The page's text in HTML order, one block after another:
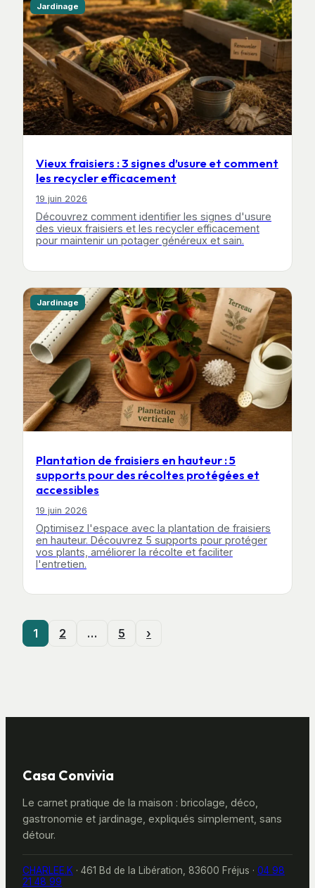
Jardinage
Vieux fraisiers : 3 signes d’usure et comment
les recycler efficacement
19 juin 2026
Découvrez comment identifier les signes d'usure
des vieux fraisiers et les recycler efficacement
pour maintenir un potager généreux et sain.
Jardinage
Plantation de fraisiers en hauteur : 5
supports pour des récoltes protégées et
accessibles
19 juin 2026
Optimisez l'espace avec la plantation de fraisiers
en hauteur. Découvrez 5 supports pour protéger
vos plants, améliorer la récolte et faciliter
l'entretien.
1 2 … 5 ›
Casa Convivia
Le carnet pratique de la maison : bricolage, déco,
gastronomie et jardinage, expliqués simplement, sans
détour.
CHARLEE.K · 461 Bd de la Libération, 83600 Fréjus · 04 98
21 48 99